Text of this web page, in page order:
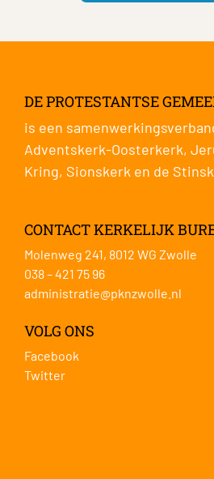
DE PROTESTANTSE
is een
Adventskerk-Oosterkerk,
Kring, Sionskerk en de
CONTACT KERKELIJK
Molenweg 241, 8012 WG Zwolle
038 – 421 75 96
administratie@pknzwolle.nl
VOLG ONS
Facebook
Twitter